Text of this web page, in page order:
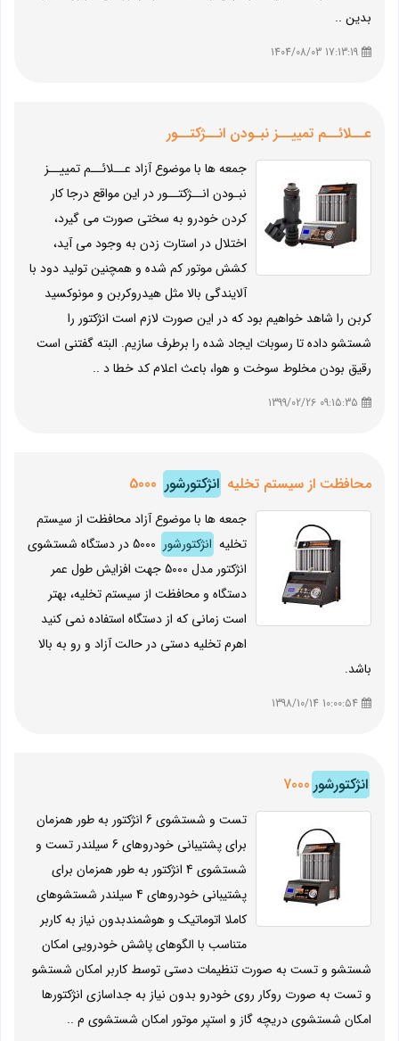
بدین ..
عــلائــم تمییــز نبـودن انــژکتــور
جمعه ها با موضوع آزاد عــلائــم تمییــز
نبـودن انــژکتــور در این مواقع درجا كار
كردن خودرو به سختی صورت می گیرد،
اختلال در استارت زدن به وجود می آید،
كشش موتور کم شده و همچنین تولید دود با
آلایندگی بالا مثل هیدروکربن و مونوکسید
کربن را شاهد خواهیم بود که در این صورت لازم است انژکتور را
شستشو داده تا رسوبات ایجاد شده را برطرف سازیم. البته گفتنی است
رقیق بودن مخلوط سوخت و هوا، باعث اعلام کد خطا د ..
محافظت از سیستم تخلیه انژکتورشور
جمعه ها با موضوع آزاد محافظت از سیستم
تخلیه انژکتورشور
5000 در دستگاه شستشوی
انژکتور مدل 5000 جهت افزایش طول عمر
دستگاه و محافظت از سیستم تخلیه، بهتر
است زمانی که از دستگاه استفاده نمی کنید
اهرم تخلیه دستی در حالت آزاد و رو به بالا
باشد.
انژکتورشور 7000
تست و شستشوی 6 انژکتور به طور همزمان
برای پشتیبانی خودروهای 6 سیلندر تست و
شستشوی 4 انژکتور به طور همزمان برای
پشتیبانی خودروهای 4 سیلندر شستشوهای
کاملا اتوماتیک و هوشمندبدون نیاز به کاربر
متناسب با الگوهای پاشش خودرویی امکان
شستشو و تست به صورت تنظیمات دستی توسط کاربر امکان شستشو
و تست به صورت روکار روی خودرو بدون نیاز به جداسازی انژکتورها
امکان شستشوی دریچه گاز و استپر موتور امکان شستشوی م ..